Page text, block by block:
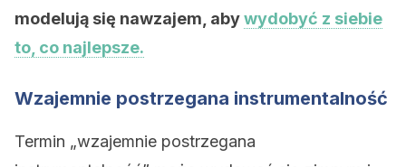
modelują się nawzajem, abywydobyć z siebie
to, co najlepsze.
Wzajemnie postrzegana instrumentalność
Termin „wzajemnie postrzegana